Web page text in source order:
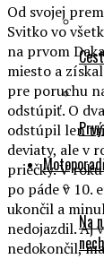
Na
Od svojej
Svitko vo
na prvom
miesto a
pre poruchu
odstúpiť. O
odstúpil len
deviaty, ale v
priečky. V
po páde v 10.
ukončil a
nedojazdil. Aj
nedokončil,